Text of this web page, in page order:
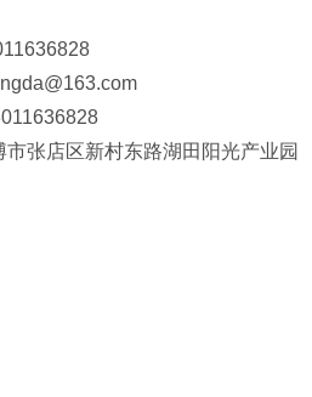
张店区新村东路湖田阳光产业园